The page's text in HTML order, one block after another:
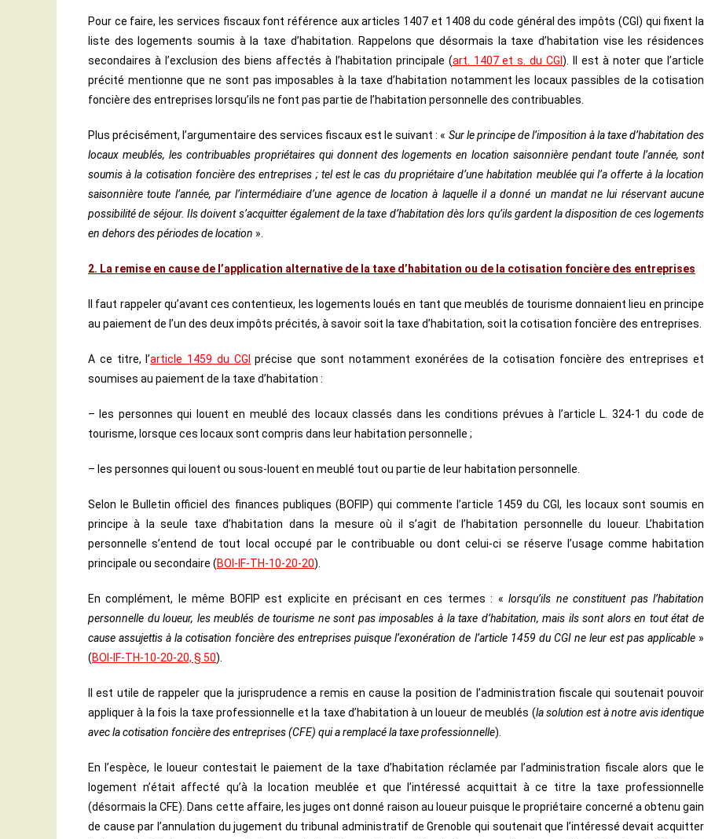
Pour ce faire, les services fiscaux font référence aux articles 1407 et 1408 du code général des impôts (CGI) qui fixent la
liste des logements soumis à la taxe d’habitation. Rappelons que désormais la taxe d’habitation vise les résidences
secondaires à l’exclusion des biens affectés à l’habitation principale (art. 1407 et s. du CGI). Il est à noter que l’article
précité mentionne que ne sont pas imposables à la taxe d’habitation notamment les locaux passibles de la cotisation
foncière des entreprises lorsqu’ils ne font pas partie de l’habitation personnelle des contribuables.
Plus précisément, l’argumentaire des services fiscaux est le suivant : « Sur le principe de l’imposition à la taxe d’habitation des
locaux meublés, les contribuables propriétaires qui donnent des logements en location saisonnière pendant toute l’année, sont
soumis à la cotisation foncière des entreprises ; tel est le cas du propriétaire d’une habitation meublée qui l’a offerte à la location
saisonnière toute l’année, par l’intermédiaire d’une agence de location à laquelle il a donné un mandat ne lui réservant aucune
possibilité de séjour. Ils doivent s’acquitter également de la taxe d’habitation dès lors qu’ils gardent la disposition de ces logements
en dehors des périodes de location ».
2. La remise en cause de l’application alternative de la taxe d’habitation ou de la cotisation foncière des entreprises
Il faut rappeler qu’avant ces contentieux, les logements loués en tant que meublés de tourisme donnaient lieu en principe
au paiement de l’un des deux impôts précités, à savoir soit la taxe d’habitation, soit la cotisation foncière des entreprises.
A ce titre, l’article 1459 du CGI précise que sont notamment exonérées de la cotisation foncière des entreprises et
soumises au paiement de la taxe d’habitation :
– les personnes qui louent en meublé des locaux classés dans les conditions prévues à l’article L. 324-1 du code de
tourisme, lorsque ces locaux sont compris dans leur habitation personnelle ;
– les personnes qui louent ou sous-louent en meublé tout ou partie de leur habitation personnelle.
Selon le Bulletin officiel des finances publiques (BOFIP) qui commente l’article 1459 du CGI, les locaux sont soumis en
principe à la seule taxe d’habitation dans la mesure où il s’agit de l’habitation personnelle du loueur. L’habitation
personnelle s’entend de tout local occupé par le contribuable ou dont celui-ci se réserve l’usage comme habitation
principale ou secondaire (BOI-IF-TH-10-20-20).
En complément, le même BOFIP est explicite en précisant en ces termes : «lorsqu’ils ne constituent pas l’habitation
personnelle du loueur, les meublés de tourisme ne sont pas imposables à la taxe d’habitation, mais ils sont alors en tout état de
cause assujettis à la cotisation foncière des entreprises puisque l’exonération de l’article 1459 du CGI ne leur est pas applicable »
(BOI-IF-TH-10-20-20, § 50).
Il est utile de rappeler que la jurisprudence a remis en cause la position de l’administration fiscale qui soutenait pouvoir
appliquer à la fois la taxe professionnelle et la taxe d’habitation à un loueur de meublés (la solution est à notre avis identique
avec la cotisation foncière des entreprises (CFE) qui a remplacé la taxe professionnelle).
En l’espèce, le loueur contestait le paiement de la taxe d’habitation réclamée par l’administration fiscale alors que le
logement n’était affecté qu’à la location meublée et que l’intéressé acquittait à ce titre la taxe professionnelle
(désormais la CFE). Dans cette affaire, les juges ont donné raison au loueur puisque le propriétaire concerné a obtenu gain
de cause par l’annulation du jugement du tribunal administratif de Grenoble qui soutenait que l’intéressé devait acquitter